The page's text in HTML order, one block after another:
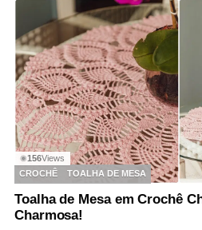
◉156Views
CROCHÊ
TOALHA DE MESA
Toalha de Mesa em Crochê
Charmosa!